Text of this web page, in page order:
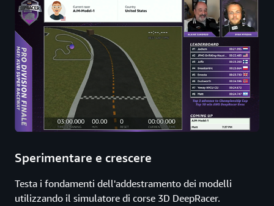
Sperimentare e crescere
Testa i fondamenti dell'addestramento dei modelli
utilizzando il simulatore di corse 3D DeepRacer.